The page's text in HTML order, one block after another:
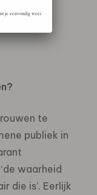
te
publiek in
waarheid
die is’. Eerlijk
je eenvoudig weer